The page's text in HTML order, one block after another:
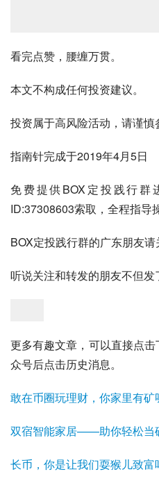
看完点赞，腰缠万贯。
本文不构成任何投资建议。
投资属于高风险活动，请谨慎
指南针完成于2019年4月5日
免费提供BOX定投践行群
ID:37308603索取，全程指导
BOX定投践行群的广东朋友请
听说关注和转发的朋友不但发
更多有趣文章，可以直接点
众号后点击历史消息。
敢在币圈玩理财，你家里有矿
双宿智能家居——助你轻松当
长币，你是让我们耍猴儿致富